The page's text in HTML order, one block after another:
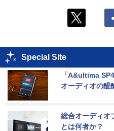
Special Site
「A&ultima
オーディオの醍
総合オーディオ
とは何者か？